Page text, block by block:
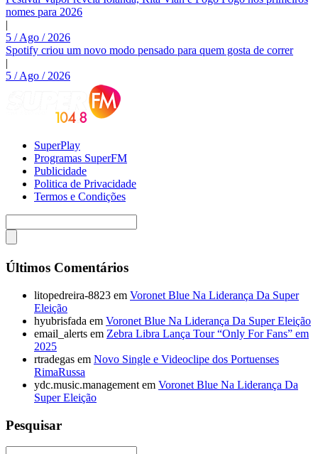
nomes para 2026
|
5 / Ago / 2026
Spotify criou um novo modo pensado para quem gosta de correr
|
5 / Ago / 2026
SuperPlay
Programas SuperFM
Publicidade
Politica de Privacidade
Termos e Condições
Últimos Comentários
litopedreira-8823 em Voronet Blue Na Liderança Da Super
Eleição
hyubrisfada em Voronet Blue Na Liderança Da Super Eleição
email_alerts em Zebra Libra Lança Tour “Only For Fans” em
2025
rtradegas em Novo Single e Videoclipe dos Portuenses
RimaRussa
ydc.music.management em Voronet Blue Na Liderança Da
Super Eleição
Pesquisar